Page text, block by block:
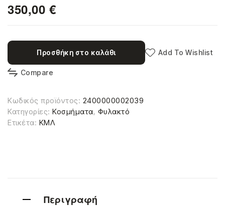
350,00 €
Προσθήκη στο καλάθι Add To Wishlist
Compare
Κωδικός προϊόντος: 2400000002039
Κατηγορίες: Κοσμήματα, Φυλακτό
Ετικέτα: ΚΜΛ
Περιγραφή